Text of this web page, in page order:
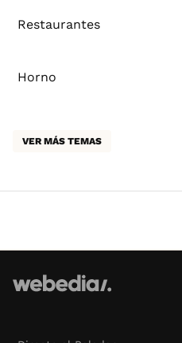
Restaurantes
Horno
VER MÁS TEMAS